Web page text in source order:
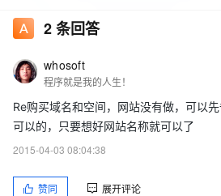
2条回答
whosoft
程序就是我的人生！
Re购买域名和空间，网站没有做，可以先
可以的，只要想好网站名称就可以了
2015-04-03 08:04:38
赞同 展开评论